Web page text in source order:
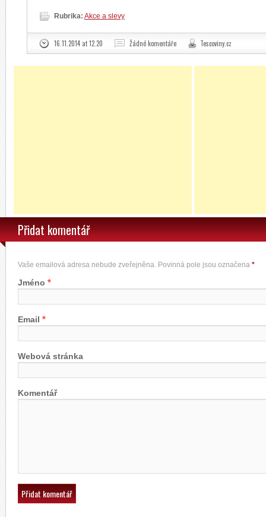
Rubrika: Akce a slevy
16.11.2014 at 12.20 Žádné komentáře Tescoviny.cz
Přidat komentář
Vaše emailová adresa nebude zveřejněna. Povinná pole jsou označena *
Jméno *
Email *
Webová stránka
Komentář